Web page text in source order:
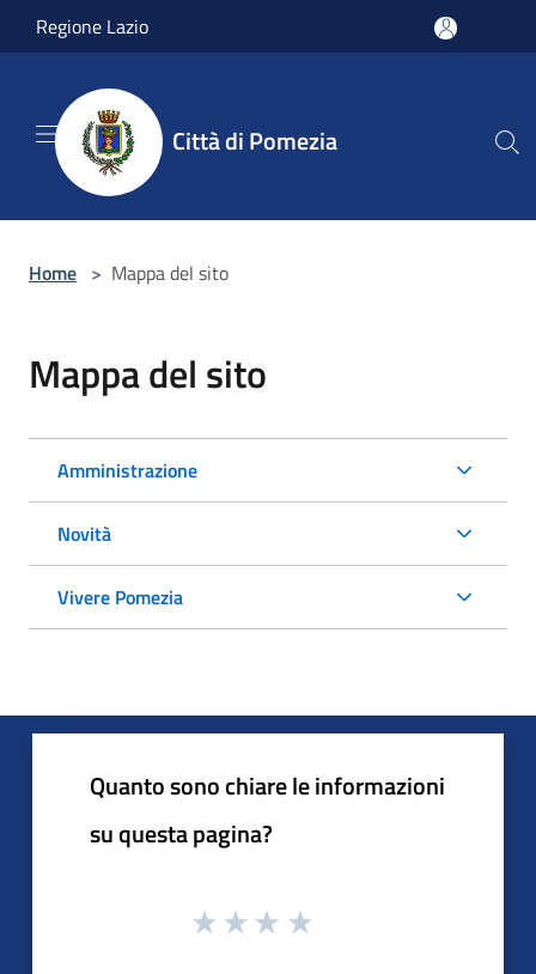
Salta al contenuto principale
Regione Lazio
Città di Pomezia
Home > Mappa del sito
Mappa del sito
Amministrazione
Novità
Vivere Pomezia
Quanto sono chiare le informazioni
su questa pagina?